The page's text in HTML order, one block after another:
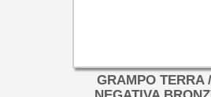
GRAMPO TERRA